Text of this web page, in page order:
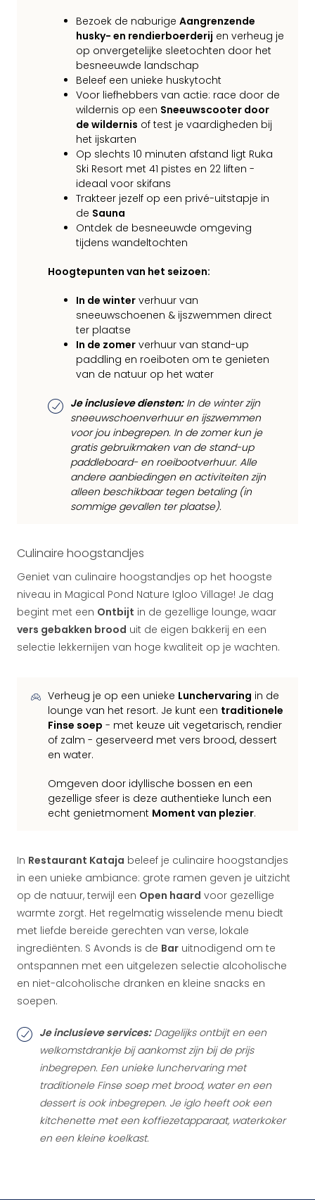
Bezoek de naburige Aangrenzende
husky- en rendierboerderij en verheug je
op onvergetelijke sleetochten door het
besneeuwde landschap
Beleef een unieke huskytocht
Voor liefhebbers van actie: race door de
wildernis op een Sneeuwscooter door
de wildernis of test je vaardigheden bij
het ijskarten
Op slechts 10 minuten afstand ligt Ruka
Ski Resort met 41 pistes en 22 liften -
ideaal voor skifans
Trakteer jezelf op een privé-uitstapje in
de Sauna
Ontdek de besneeuwde omgeving
tijdens wandeltochten
Hoogtepunten van het seizoen:
In de winter verhuur van
sneeuwschoenen & ijszwemmen direct
ter plaatse
In de zomer verhuur van stand-up
paddling en roeiboten om te genieten
van de natuur op het water
Je inclusieve diensten:In de winter zijn
sneeuwschoenverhuur en ijszwemmen
voor jou inbegrepen. In de zomer kun je
gratis gebruikmaken van de stand-up
paddleboard- en roeibootverhuur. Alle
andere aanbiedingen en activiteiten zijn
alleen beschikbaar tegen betaling (in
sommige gevallen ter plaatse).
Culinaire hoogstandjes
Geniet van culinaire hoogstandjes op het hoogste
niveau in Magical Pond Nature Igloo Village! Je dag
begint met een Ontbijt in de gezellige lounge, waar
vers gebakken brood uit de eigen bakkerij en een
selectie lekkernijen van hoge kwaliteit op je wachten.
Verheug je op een unieke Lunchervaring in de
lounge van het resort. Je kunt een traditionele
Finse soep - met keuze uit vegetarisch, rendier
of zalm - geserveerd met vers brood, dessert
en water.
Omgeven door idyllische bossen en een
gezellige sfeer is deze authentieke lunch een
echt genietmoment Moment van plezier.
In Restaurant Kataja beleef je culinaire hoogstandjes
in een unieke ambiance: grote ramen geven je uitzicht
op de natuur, terwijl een Open haard voor gezellige
warmte zorgt. Het regelmatig wisselende menu biedt
met liefde bereide gerechten van verse, lokale
ingrediënten. S Avonds is de Bar uitnodigend om te
ontspannen met een uitgelezen selectie alcoholische
en niet-alcoholische dranken en kleine snacks en
soepen.
Je inclusieve services:Dagelijks ontbijt en een
welkomstdrankje bij aankomst zijn bij de prijs
inbegrepen. Een unieke lunchervaring met
traditionele Finse soep met brood, water en een
dessert is ook inbegrepen. Je iglo heeft ook een
kitchenette met een koffiezetapparaat, waterkoker
en een kleine koelkast.